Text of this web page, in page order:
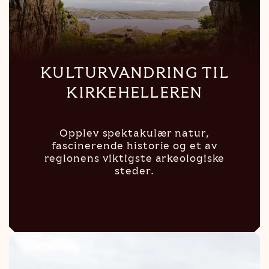
KULTURVANDRING TIL
KIRKEHELLEREN
Opplev spektakulær natur,
fascinerende historie og et av
regionens viktigste arkeologiske
steder.